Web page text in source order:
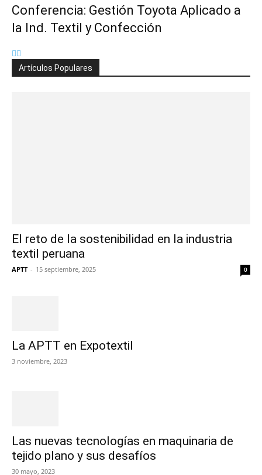
Conferencia: Gestión Toyota Aplicado a
la Ind. Textil y Confección
Artículos Populares
El reto de la sostenibilidad en la industria
textil peruana
APTT - 15 septiembre, 2025 0
La APTT en Expotextil
3 noviembre, 2023
Las nuevas tecnologías en maquinaria de
tejido plano y sus desafíos
30 mayo, 2023